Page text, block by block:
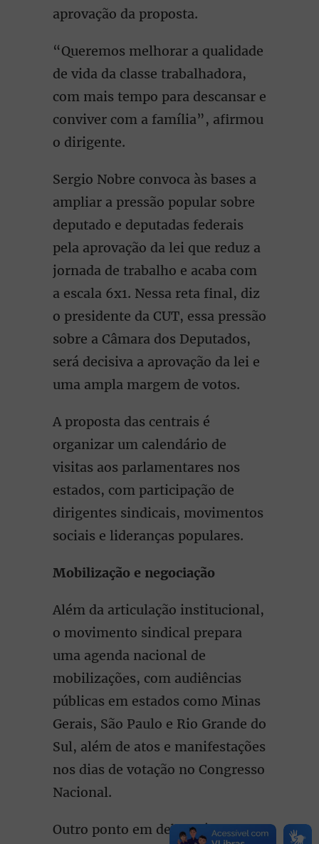
aprovação da proposta.
“Queremos melhorar a qualidade
de vida da classe trabalhadora,
com mais tempo para descansar e
conviver com a família”, afirmou
o dirigente.
Sergio Nobre convoca às bases a
ampliar a pressão popular sobre
deputado e deputadas federais
pela aprovação da lei que reduz a
jornada de trabalho e acaba com
a escala 6x1. Nessa reta final, diz
o presidente da CUT, essa pressão
sobre a Câmara dos Deputados,
será decisiva a aprovação da lei e
uma ampla margem de votos.
A proposta das centrais é
organizar um calendário de
visitas aos parlamentares nos
estados, com participação de
dirigentes sindicais, movimentos
sociais e lideranças populares.
Mobilização e negociação
Além da articulação institucional,
o movimento sindical prepara
uma agenda nacional de
mobilizações, com audiências
públicas em estados como Minas
Gerais, São Paulo e Rio Grande do
Sul, além de atos e manifestações
nos dias de votação no Congresso
Nacional.
Outro ponto em debate é a